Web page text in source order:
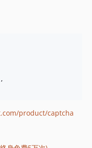
product/captcha